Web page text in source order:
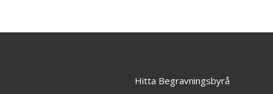
Hitta Begravningsbyrå